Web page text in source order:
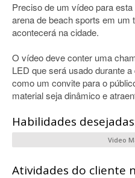
Preciso de um vídeo para
arena de beach sports em um
acontecerá na cidade.
O vídeo deve conter uma
LED que será usado durante
como um convite para o
material seja dinâmico e
Habilidades
Video
Atividades do cliente